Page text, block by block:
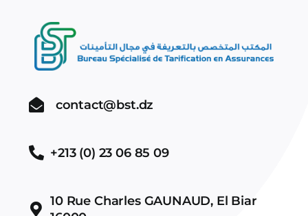
contact@bst.dz
+213 (0) 23 06 85 09
10 Rue Charles GAUNAUD, El Biar